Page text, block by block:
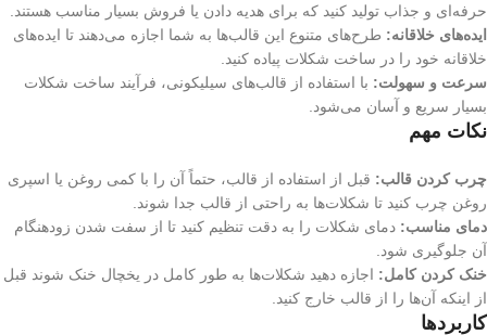
حرفه‌ای و جذاب تولید کنید که برای هدیه دادن یا فروش بسیار مناسب هستند.
ایده‌های خلاقانه: طرح‌های متنوع این قالب‌ها به شما اجازه می‌دهند تا ایده‌های
خلاقانه خود را در ساخت شکلات پیاده کنید.
سرعت و سهولت: با استفاده از قالب‌های سیلیکونی، فرآیند ساخت شکلات
بسیار سریع و آسان می‌شود.
نکات مهم
چرب کردن قالب: قبل از استفاده از قالب، حتماً آن را با کمی روغن یا اسپری
روغن چرب کنید تا شکلات‌ها به راحتی از قالب جدا شوند.
دمای مناسب: دمای شکلات را به دقت تنظیم کنید تا از سفت شدن زودهنگام
آن جلوگیری شود.
خنک کردن کامل: اجازه دهید شکلات‌ها به طور کامل در یخچال خنک شوند قبل
از اینکه آن‌ها را از قالب خارج کنید.
کاربردها